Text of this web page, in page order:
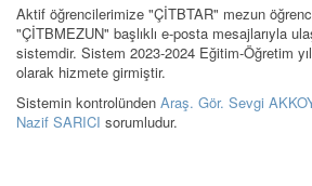
Aktif öğrencilerimize "ÇİTBTAR" mezun
"ÇİTBMEZUN" başlıklı e-posta mesajlarıyla
sistemdir. Sistem 2023-2024 Eğitim-Öğretim
olarak hizmete girmiştir.
Sistemin kontrolünden Araş. Gör. Sevgi
Nazif SARICI sorumludur.